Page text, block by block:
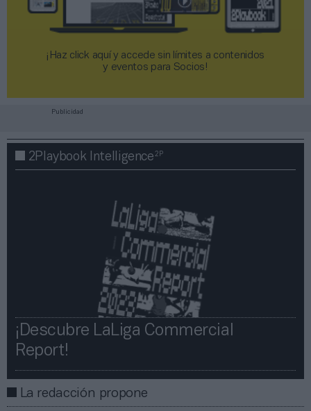
¡Haz click aquí y accede sin límites a contenidos
y eventos para Socios!​​​​​​​
Publicidad
2Playbook Intelligence2P
¡Descubre LaLiga Commercial
Report!​​
La redacción propone